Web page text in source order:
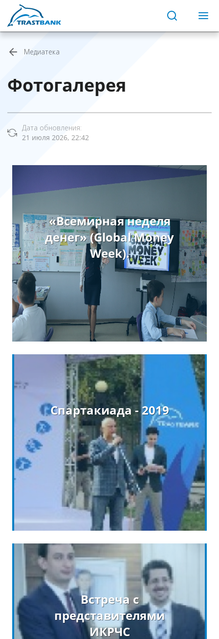
Медиатека
Фотогалерея
Дата обновления:
21 июля 2026, 22:42
«Всемирная неделя
денег» (Global Money
Week).
Спартакиада - 2019
Встреча с
представителями
ИКРЧС